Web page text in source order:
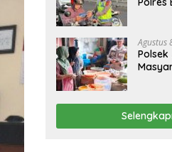
Agustus